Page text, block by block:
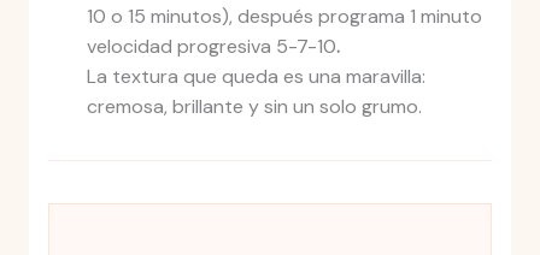
10 o 15 minutos), después programa 1 minuto
velocidad progresiva 5-7-10.
La textura que queda es una maravilla:
cremosa, brillante y sin un solo grumo.